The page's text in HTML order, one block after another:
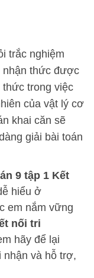
trắc nghiệm
nhận thức được
thức trong việc
của vật lý cơ
khai căn sẽ
giải bài toán
9 tập 1 Kết
hiểu ở
em nắm vững
nối tri
hãy để lại
và hỗ trợ,